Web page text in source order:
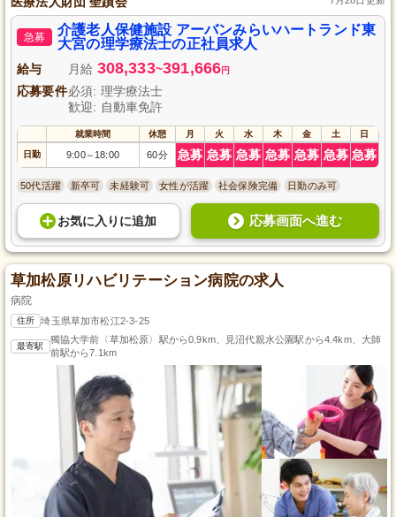
急募
介護老人保健施設 アーバンみらいハートランド東
大宮の理学療法士の正社員求人
給与 月給 308,333~391,666円
応募要件必須: 理学療法士
歓迎: 自動車免許
就業時間 休憩 月 火 水 木 金 土 日
日勤 9:00～ 18:00 60分 急募 急募 急募 急募 急募 急募 急募
50代活躍 新卒可 未経験可 女性が活躍 社会保険完備 日勤のみ可
お気に入り に追加 応募画面へ進む
草加松原リハビリテーション病院の求人
病院
住所 埼玉県草加市松江2-3-25
最寄駅
獨協大学前〈草加松原〉駅から0.9km、見沼代親水公園駅から4.4km、大師
前駅から7.1km